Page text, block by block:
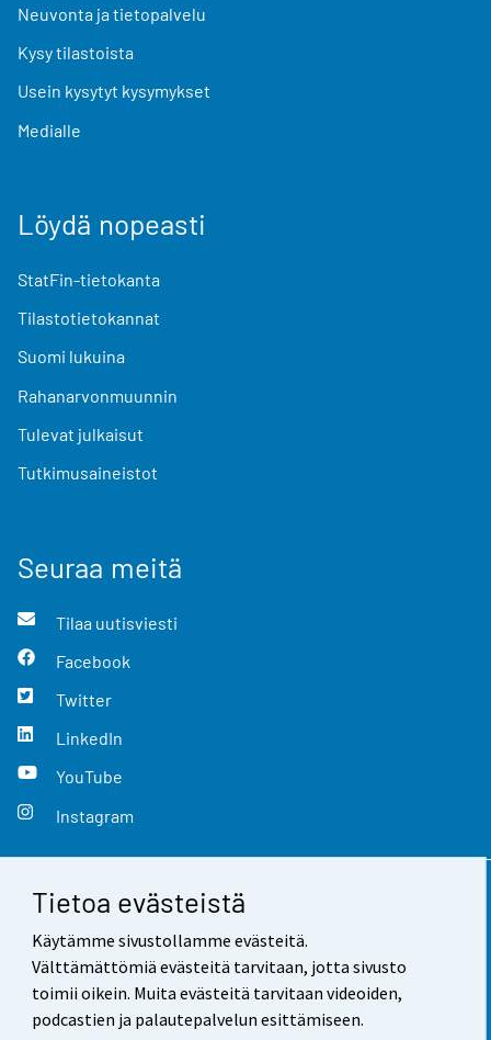
Tietoa evästeistä
Käytämme sivustollamme evästeitä.
Välttämättömiä evästeitä tarvitaan, jotta sivusto
toimii oikein. Muita evästeitä tarvitaan videoiden,
podcastien ja palautepalvelun esittämiseen.
Neuvonta ja tietopalvelu
Kysy tilastoista
Usein kysytyt kysymykset
Medialle
Löydä nopeasti
StatFin-tietokanta
Tilastotietokannat
Suomi lukuina
Rahanarvonmuunnin
Tulevat julkaisut
Tutkimusaineistot
Seuraa meitä
Tilaa uutisviesti
Facebook
Twitter
LinkedIn
YouTube
Instagram
Yhteystiedot
Palaute
Käyttöehdot